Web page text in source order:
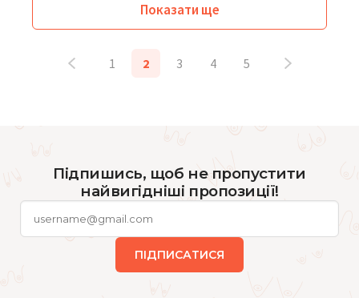
Показати ще
1 2 3 4 5
Підпишись, щоб не пропустити
найвигідніші пропозиції!
ПІДПИСАТИСЯ